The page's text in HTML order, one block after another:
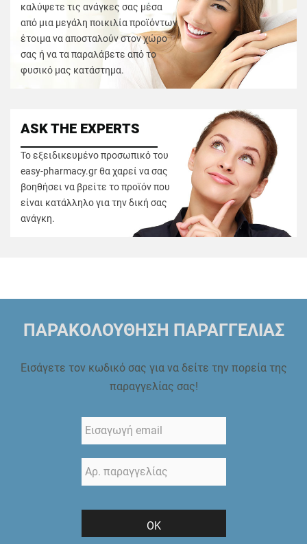
καλύψετε τις ανάγκες σας μέσα
από μια μεγάλη ποικιλία προϊόντων
έτοιμα να αποσταλούν στον χώρο
σας ή να τα παραλάβετε από το
φυσικό μας κατάστημα.
ASK THE EXPERTS
Το εξειδικευμένο προσωπικό του
easy-pharmacy.gr θα χαρεί να σας
βοηθήσει να βρείτε το προϊόν που
είναι κατάλληλο για την δική σας
ανάγκη.
ΠΑΡΑΚΟΛΟΥΘΗΣΗ ΠΑΡΑΓΓΕΛΙΑΣ
Εισάγετε τον κωδικό σας για να δείτε την πορεία της
παραγγελίας σας!
ΟΚ